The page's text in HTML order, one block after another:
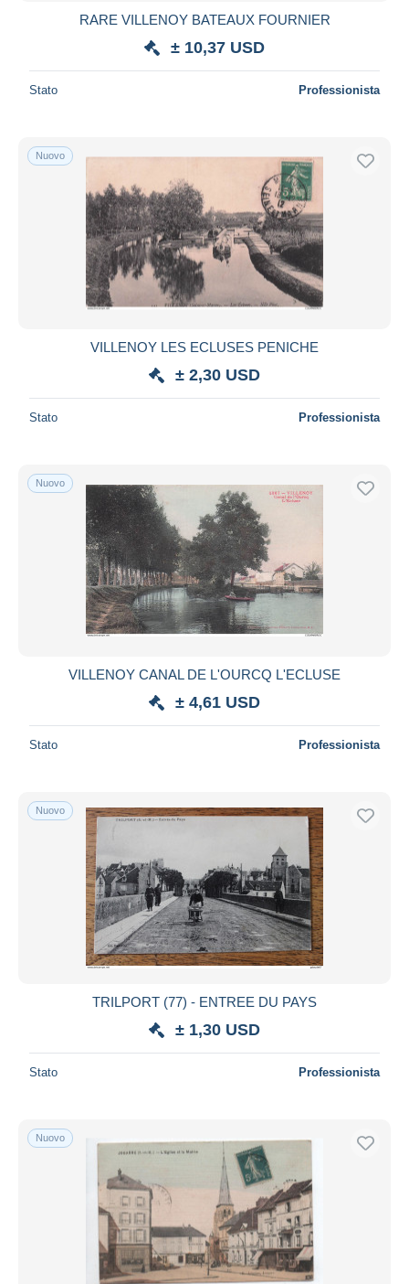
RARE VILLENOY BATEAUX FOURNIER
± 10,37 USD
Stato Professionista
Nuovo
VILLENOY LES ECLUSES PENICHE
± 2,30 USD
Stato Professionista
Nuovo
VILLENOY CANAL DE L'OURCQ L'ECLUSE
± 4,61 USD
Stato Professionista
Nuovo
TRILPORT (77) - ENTREE DU PAYS
± 1,30 USD
Stato Professionista
Nuovo